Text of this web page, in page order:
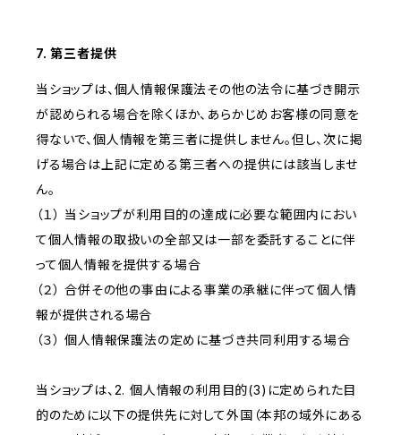
7. 第三者提供
当ショップは、個人情報保護法その他の法令に基づき開示
が認められる場合を除くほか、あらかじめお客様の同意を
得ないで、個人情報を第三者に提供しません。但し、次に掲
げる場合は上記に定める第三者への提供には該当しませ
ん。
（１） 当ショップが利用目的の達成に必要な範囲内におい
て個人情報の取扱いの全部又は一部を委託することに伴
って個人情報を提供する場合
（２） 合併その他の事由による事業の承継に伴って個人情
報が提供される場合
（３） 個人情報保護法の定めに基づき共同利用する場合
当ショップは、2. 個人情報の利用目的(3)に定められた目
的のために以下の提供先に対して外国（本邦の域外にある